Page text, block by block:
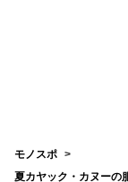
モノスポ
夏カヤック・カヌーの